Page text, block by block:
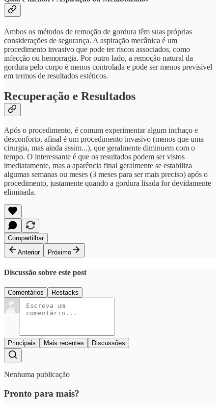
Ambos os métodos de remoção de gordura têm suas próprias
considerações de segurança. A aspiração mecânica é um
procedimento invasivo que pode ter riscos associados, como
infecção ou hemorragia. Por outro lado, a remoção natural da
gordura pelo corpo é menos controlada e pode ser menos previsível
em termos de resultados estéticos.
Recuperação e Resultados
Após o procedimento, é comum experimentar algum inchaço e
desconforto, afinal é um procedimento invasivo (menos que uma
cirurgia, mas ainda assim...), que geralmente diminuem com o
tempo. O interessante é que os resultados podem ser vistos
imediatamente, mas a aparência final geralmente se estabiliza
algumas semanas ou meses (3 meses para ser mais preciso) após o
procedimento, justamente quando a gordura lisada for devidamente
eliminada.
Compartilhar
Anterior
Próximo
Discussão sobre este post
Comentários Restacks
Principais Mais recentes Discussões
Nenhuma publicação
Pronto para mais?